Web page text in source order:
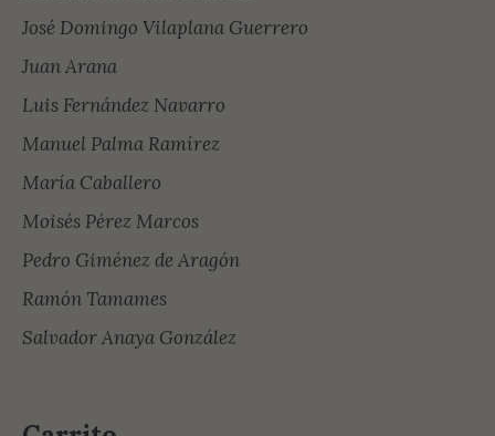
José Domingo Vilaplana Guerrero
Juan Arana
Luis Fernández Navarro
Manuel Palma Ramírez
María Caballero
Moisés Pérez Marcos
Pedro Giménez de Aragón
Ramón Tamames
Salvador Anaya González